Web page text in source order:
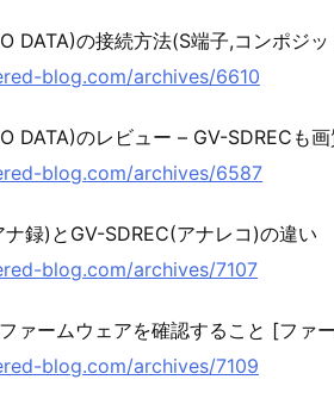
DATA)の接続方法(S端子,コンポジ
blog.com/archives/6610
DATA)のレビュー – GV-SDRECも
blog.com/archives/6587
ナ録)とGV-SDREC(アナレコ)の違い
blog.com/archives/7107
ァームウェアを確認すること [ファ
blog.com/archives/7109